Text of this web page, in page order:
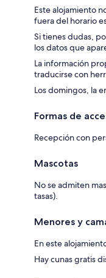
Este alojamiento
fuera del horario
Si tienes dudas,
los datos que
La información
traducirse con
Los domingos, la
Formas de
Recepción con
Mascotas
No se admiten
tasas).
Menores y
En este
Hay cunas gratis